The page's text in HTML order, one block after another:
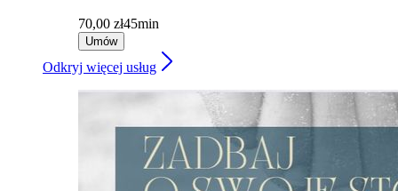
70,00 zł45min
Umów
Odkryj więcej usług